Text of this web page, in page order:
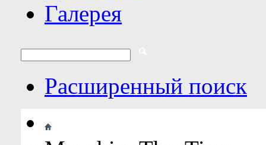
Галерея
Расширенный поиск